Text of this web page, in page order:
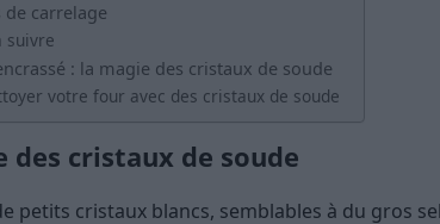
carrelage
suivre
: la magie des cristaux de soude
votre four avec des cristaux de soude
des cristaux de soude
petits cristaux blancs, semblables à du gros